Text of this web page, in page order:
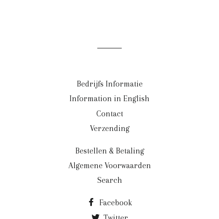
Bedrijfs Informatie
Information in English
Contact
Verzending
Bestellen & Betaling
Algemene Voorwaarden
Search
Facebook